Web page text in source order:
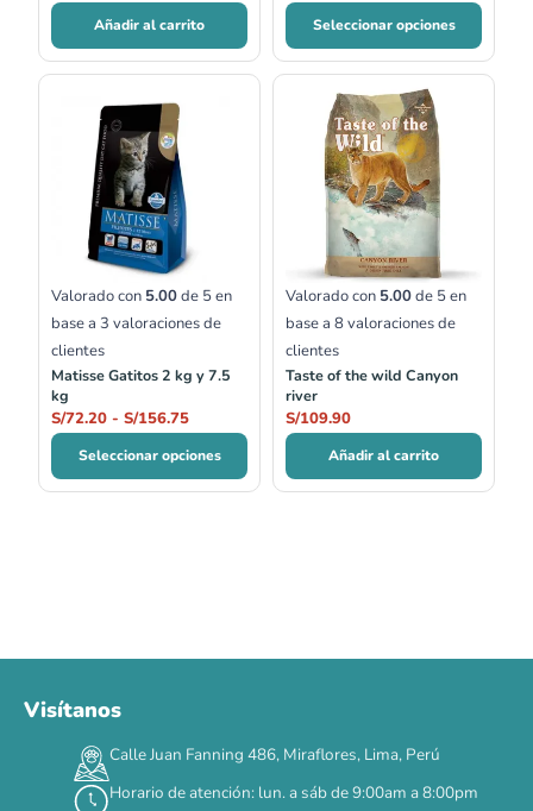
Añadir al carrito Seleccionar opciones
Valorado con 5.00de 5 en
base a 3 valoraciones de
clientes
Matisse Gatitos 2 kg y 7.5
kg
S/72.20 - S/156.75
S/156.75
Seleccionar opciones
Valorado con 5.00de 5 en
base a 8valoraciones de
clientes
Taste of the wild Canyon
river
S/109.90
Añadir al carrito
DÍAS HORAS MIN SEG
✕
Visítanos
Calle Juan Fanning 486, Miraflores, Lima, Perú
Horario de atención: lun. a sáb de 9:00am a 8:00pm